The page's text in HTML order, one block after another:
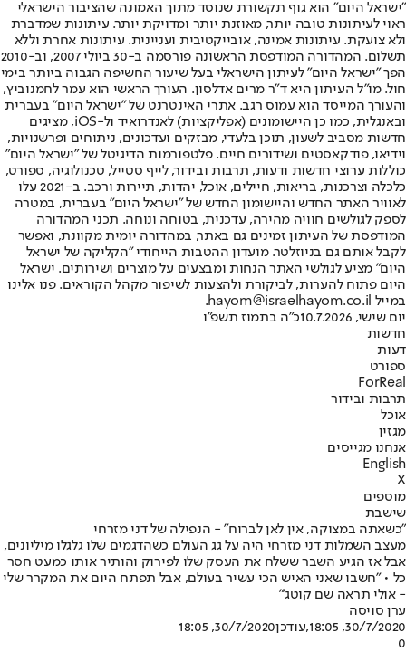
"ישראל היום" הוא גוף תקשורת שנוסד מתוך האמונה שהציבור הישראלי
ראוי לעיתונות טובה יותר, מאוזנת יותר ומדויקת יותר. עיתונות שמדברת
ולא צועקת. עיתונות אמינה, אובייקטיבית ועניינית. עיתונות אחרת וללא
תשלום. המהדורה המודפסת הראשונה פורסמה ב-30 ביולי 2007, וב-2010
הפך "ישראל היום" לעיתון הישראלי בעל שיעור החשיפה הגבוה ביותר בימי
חול. מו"ל העיתון היא ד"ר מרים אדלסון. העורך הראשי הוא עמר לחמנוביץ,
והעורך המייסד הוא עמוס רגב. אתרי האינטרנט של "ישראל היום" בעברית
ובאנגלית, כמו כן היישומונים (אפליקציות) לאנדרואיד ול-iOS, מציגים
חדשות מסביב לשעון, תוכן בלעדי, מבזקים ועדכונים, ניתוחים ופרשנויות,
וידיאו, פודקאסטים ושידורים חיים. פלטפורמות הדיגיטל של "ישראל היום"
כוללות ערוצי חדשות ודעות, תרבות ובידור, לייף סטייל, טכנולוגיה, ספורט,
כלכלה וצרכנות, בריאות, חיילים, אוכל, יהדות, תיירות ורכב. ב-2021 עלו
לאוויר האתר החדש והיישומון החדש של "ישראל היום" בעברית, במטרה
לספק לגולשים חוויה מהירה, עדכנית, בטוחה ונוחה. תכני המהדורה
המודפסת של העיתון זמינים גם באתר, במהדורה יומית מקוונת, ואפשר
לקבל אותם גם בניוזלטר. מועדון ההטבות הייחודי "הקליקה של ישראל
היום" מציע לגולשי האתר הנחות ומבצעים על מוצרים ושירותים. ישראל
היום פתוח להערות, לביקורת ולהצעות לשיפור מקהל הקוראים. פנו אלינו
במייל hayom@israelhayom.co.il.
יום שישי, 10.7.2026
כ"ה בתמוז תשפ"ו
חדשות
דעות
ספורט
ForReal
תרבות ובידור
אוכל
מגזין
אנחנו מגייסים
English
X
מוספים
שישבת
"כשאתה במצוקה, אין לאן לברוח" - הנפילה של דני מזרחי
מעצב השמלות דני מזרחי היה על גג העולם כשהדגמים שלו גלגלו מיליונים,
אבל אז הגיע השבר ששלח את העסק שלו לפירוק והותיר אותו כמעט חסר
כל • "חשבו שאני האיש הכי עשיר בעולם, אבל תפתח היום את המקרר שלי
- אולי תראה שם קוטג'"
ערן סויסה
30/7/2020, 18:05
,עודכן30/7/2020, 18:05
0